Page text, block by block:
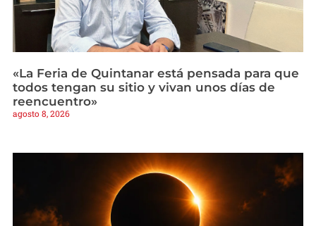
«La Feria de Quintanar está pensada para que
todos tengan su sitio y vivan unos días de
reencuentro»
agosto 8, 2026